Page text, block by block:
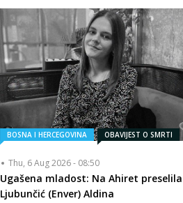
BOSNA I HERCEGOVINA OBAVIJEST O SMRTI
Thu, 6 Aug 2026 - 08:50
Ugašena mladost: Na Ahiret preselila
Ljubunčić (Enver) Aldina